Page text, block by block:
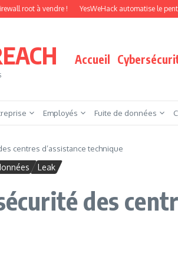
à vendre ! YesWeHack automatise le pentest par
Accueil
Employés Fuite de données
centres d’assistance technique
Leak
des